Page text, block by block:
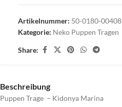
Artikelnummer: 50-0180-00408
Kategorie: Neko Puppen Tragen
Share:
Beschreibung
Puppen Trage – Kidonya Marina